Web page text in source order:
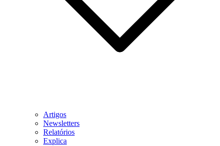
Artigos
Newsletters
Relatórios
Explica